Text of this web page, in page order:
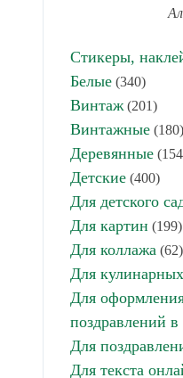
Стикеры,
Белые (340)
Винтаж (201)
Винтажные (180)
Деревянные
Детские (400)
Для детского
Для картин (199)
Для коллажа (62)
Для
Для
поздравлений в
Для
Для текста